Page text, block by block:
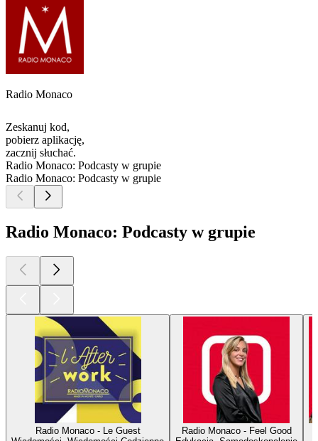
Radio Monaco
Zeskanuj kod,
pobierz aplikację,
zacznij słuchać.
Radio Monaco: Podcasty w grupie
Radio Monaco: Podcasty w grupie
Radio Monaco: Podcasty w grupie
Radio Monaco - Le Guest
Radio Monaco - Feel Good